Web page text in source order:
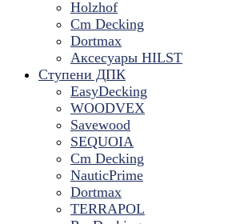
Holzhof
Cm Decking
Dortmax
Аксесуары HILST
Ступени ДПК
EasyDecking
WOODVEX
Savewood
SEQUOIA
Cm Decking
NauticPrime
Dortmax
TERRAPOL